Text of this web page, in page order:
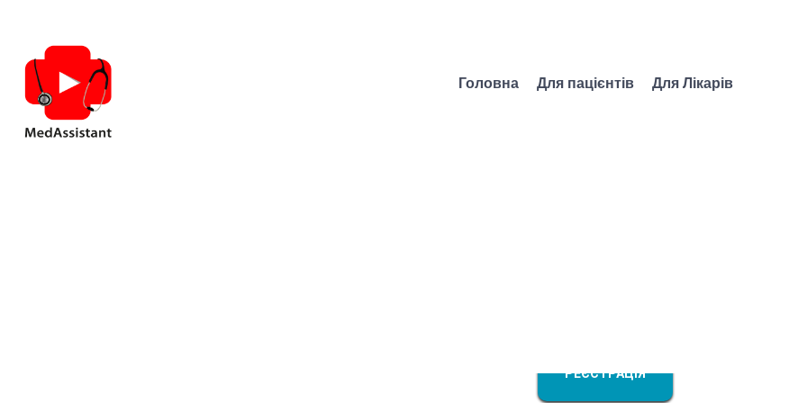
Головна Для пацієнтів Для Лікарів
РЕЄСТРАЦІЯ